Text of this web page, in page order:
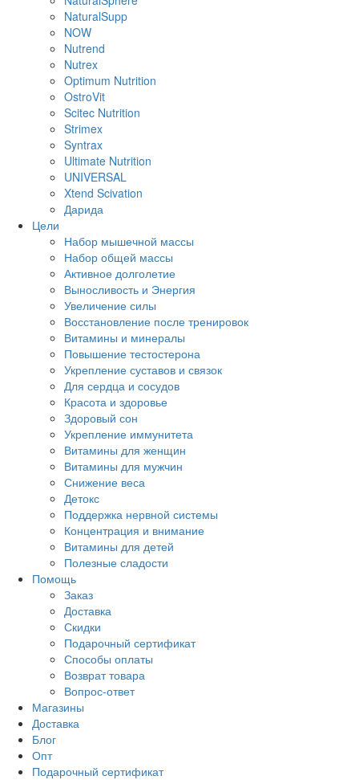
NaturalSupp
NOW
Nutrend
Nutrex
Optimum Nutrition
OstroVit
Scitec Nutrition
Strimex
Syntrax
Ultimate Nutrition
UNIVERSAL
Xtend Scivation
Дарида
Цели
Набор мышечной массы
Набор общей массы
Активное долголетие
Выносливость и Энергия
Увеличение силы
Восстановление после тренировок
Витамины и минералы
Повышение тестостерона
Укрепление суставов и связок
Для сердца и сосудов
Красота и здоровье
Здоровый сон
Укрепление иммунитета
Витамины для женщин
Витамины для мужчин
Снижение веса
Детокс
Поддержка нервной системы
Концентрация и внимание
Витамины для детей
Полезные сладости
Помощь
Заказ
Доставка
Скидки
Подарочный сертификат
Способы оплаты
Возврат товара
Вопрос-ответ
Магазины
Доставка
Блог
Опт
Подарочный сертификат